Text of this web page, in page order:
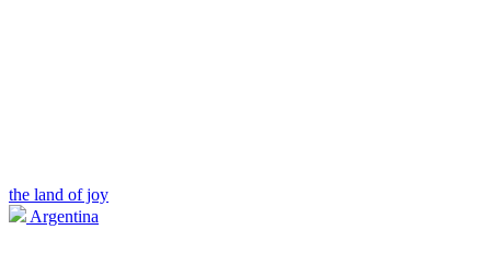
the land of joy
Argentina